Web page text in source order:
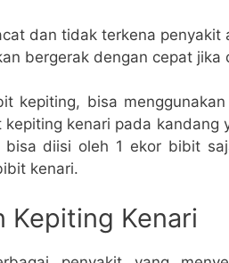
dan tidak terkena penyakit
bergerak dengan cepat
kepiting, bisa
kenari pada kandang
bisa diisi oleh 1 ekor bibit
kenari.
Kepiting Kenari